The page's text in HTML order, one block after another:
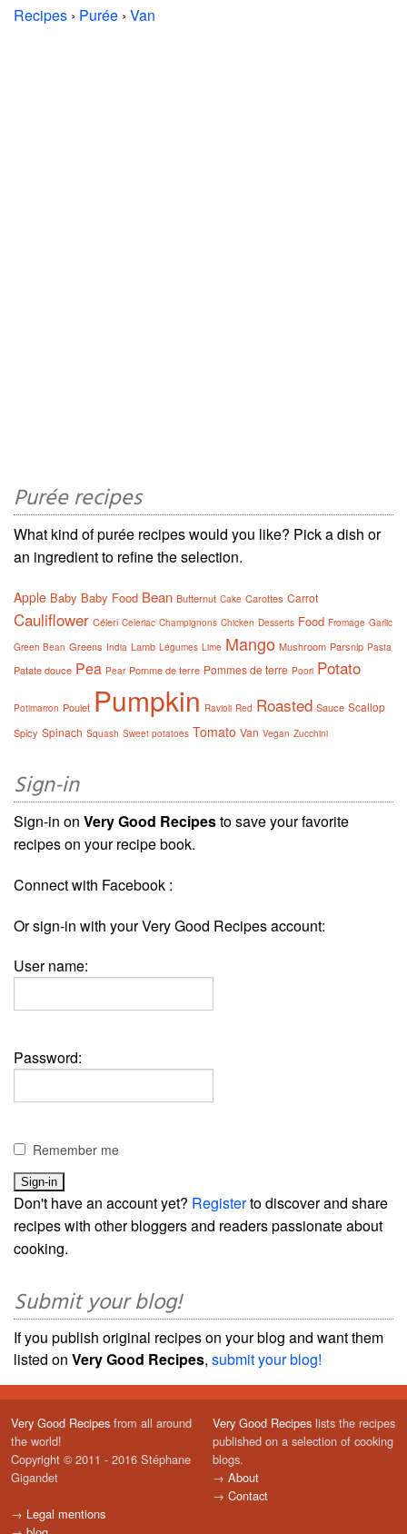
Recipes › Purée › Van
Purée recipes
What kind of purée recipes would you like? Pick a dish or
an ingredient to refine the selection.
Apple Baby Baby Food Bean Butternut Cake Carottes Carrot
Cauliflower Céleri Celeriac Champignons Chicken Desserts Food Fromage Garlic
Green Bean Greens India Lamb Légumes Lime Mango Mushroom Parsnip Pasta
Patate douce Pea Pear Pomme de terre Pommes de terre Poori Potato
Potimarron Poulet Pumpkin Ravioli Red Roasted Sauce Scallop
Spicy Spinach Squash Sweet potatoes Tomato Van Vegan Zucchini
Sign-in
Sign-in on Very Good Recipesto save your favorite
recipes on your recipe book.
Connect with Facebook :
Or sign-in with your Very Good Recipes account:
User name:
Password:
Remember me
Don't have an account yet? Registerto discover and share
recipes with other bloggers and readers passionate about
cooking.
Submit your blog!
If you publish original recipes on your blog and want them
listed on Very Good Recipes, submit your blog!
Very Good Recipes from all around
the world!
Copyright © 2011 - 2016 Stéphane
Gigandet
→ Legal mentions
Very Good Recipes lists the recipes
published on a selection of cooking
blogs.
→ About
→ Contact